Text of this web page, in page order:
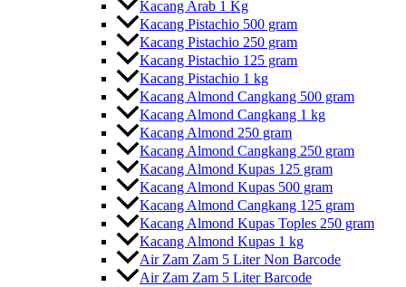
Kacang Arab 1 Kg
Kacang Pistachio 500 gram
Kacang Pistachio 250 gram
Kacang Pistachio 125 gram
Kacang Pistachio 1 kg
Kacang Almond Cangkang 500 gram
Kacang Almond Cangkang 1 kg
Kacang Almond 250 gram
Kacang Almond Cangkang 250 gram
Kacang Almond Kupas 125 gram
Kacang Almond Kupas 500 gram
Kacang Almond Cangkang 125 gram
Kacang Almond Kupas Toples 250 gram
Kacang Almond Kupas 1 kg
Air Zam Zam 5 Liter Non Barcode
Air Zam Zam 5 Liter Barcode